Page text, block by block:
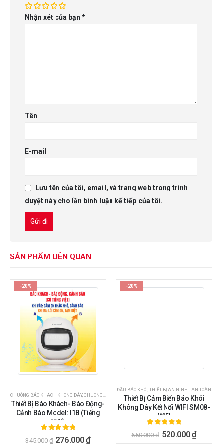
Nhận xét của bạn*
Tên
E-mail
Lưu tên của tôi, email, và trang web trong trình
duyệt này cho lần bình luận kế tiếp của tôi.
SẢN PHẨM LIÊN QUAN
-20%
CHUÔNG BÁO KHÁCH KHÔNG DÂY,CHUÔNG CỬA - CHUÔNG BÁO KHÁCH ,PHỤ KIỆN BÁO ĐỘNG
Thiết Bị Báo Khách- Báo Động-
Cảnh Báo Model: I18 (Tiếng
Việt)
ngoài 5
345.000₫ 276.000₫
-20%
ĐẦU BÁO KHÓI THIẾT BỊ AN NINH - AN TOÀN
Thiết Bị Cảm Biến Báo Khói
Không Dây Kết Nối WIFI SM08-
WIFI
ngoài 5
650.000₫ 520.000₫